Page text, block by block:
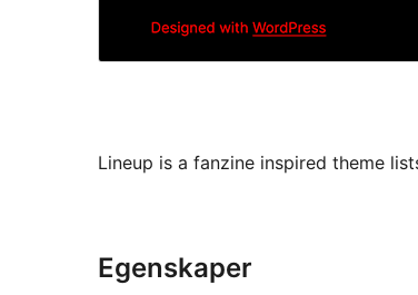
Lineup is a fanzine inspired theme
Egenskaper